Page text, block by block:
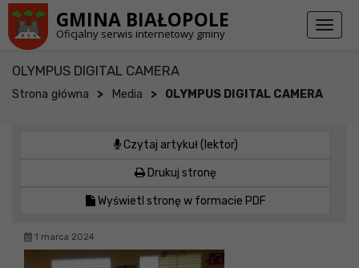
GMINA BIAŁOPOLE
Oficjalny serwis internetowy gminy
Toggle
OLYMPUS DIGITAL CAMERA
Strona główna > Media > OLYMPUS DIGITAL CAMERA
Czytaj artykuł (lektor)
Drukuj stronę
Wyświetl stronę w formacie PDF
1 marca 2024